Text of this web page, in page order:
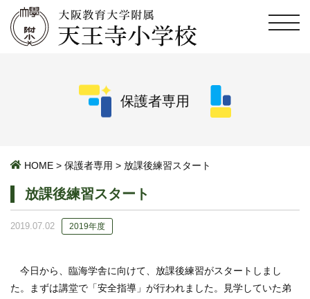
保護者専用
HOME > 保護者専用 > 放課後練習スタート
放課後練習スタート
2019.07.02 2019年度
今日から、臨海学舎に向けて、放課後練習がスタートしまし
た。まずは講堂で「安全指導」が行われました。見学していた弟